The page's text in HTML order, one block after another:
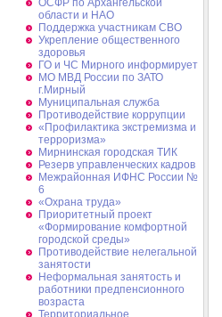
ОСФР по Архангельской
области и НАО
Поддержка участникам СВО
Укрепление общественного
здоровья
ГО и ЧС Мирного информирует
МО МВД России по ЗАТО
г.Мирный
Муниципальная cлужба
Противодействие коррупции
«Профилактика экстремизма и
терроризма»
Мирнинская городская ТИК
Резерв управленческих кадров
Межрайонная ИФНС России №
6
«Охрана труда»
Приоритетный проект
«Формирование комфортной
городской среды»
Противодействие нелегальной
занятости
Неформальная занятость и
работники предпенсионного
возраста
Территориальное